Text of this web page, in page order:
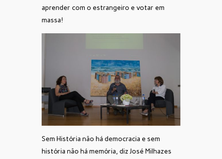
aprender com o estrangeiro e votar em
massa!
Sem História não há democracia e sem
história não há memória, diz José Milhazes